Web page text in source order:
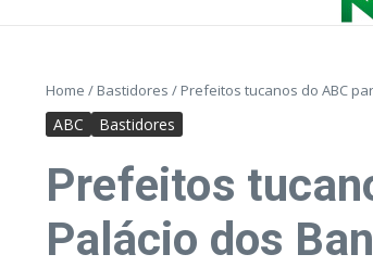
Home / Bastidores / Prefeitos tucanos do ABC
ABC Bastidores
Prefeitos
Palácio dos